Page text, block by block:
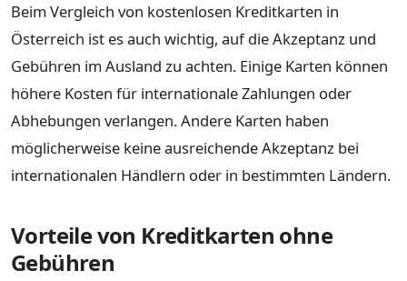
Beim Vergleich von kostenlosen Kreditkarten in
Österreich ist es auch wichtig, auf die Akzeptanz und
Gebühren im Ausland zu achten. Einige Karten können
höhere Kosten für internationale Zahlungen oder
Abhebungen verlangen. Andere Karten haben
möglicherweise keine ausreichende Akzeptanz bei
internationalen Händlern oder in bestimmten Ländern.
Vorteile von Kreditkarten ohne
Gebühren